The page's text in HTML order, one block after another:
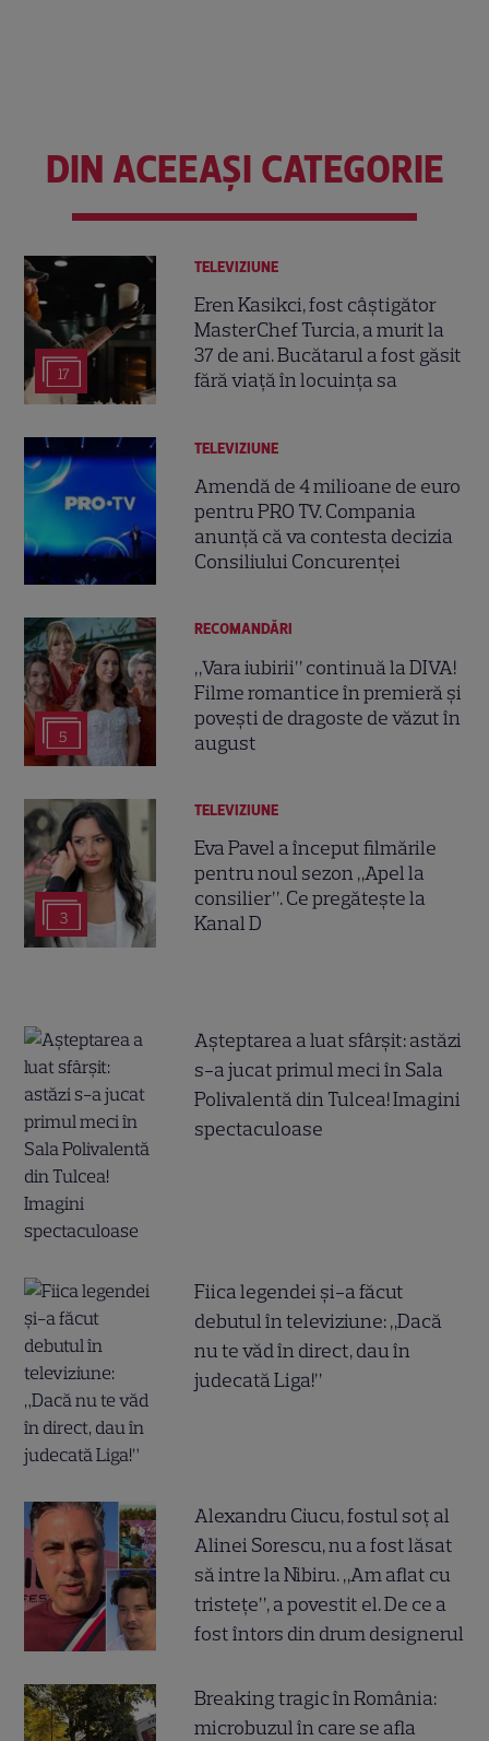
DIN ACEEAȘI CATEGORIE
17
TELEVIZIUNE
Eren Kasikci, fost câștigător
MasterChef Turcia, a murit la
37 de ani. Bucătarul a fost găsit
fără viață în locuința sa
TELEVIZIUNE
Amendă de 4 milioane de euro
pentru PRO TV. Compania
anunță că va contesta decizia
Consiliului Concurenței
5
RECOMANDĂRI
„Vara iubirii” continuă la DIVA!
Filme romantice în premieră și
povești de dragoste de văzut în
august
3
TELEVIZIUNE
Eva Pavel a început filmările
pentru noul sezon „Apel la
consilier”. Ce pregătește la
Kanal D
Așteptarea a luat sfârșit: astăzi
s-a jucat primul meci în Sala
Polivalentă din Tulcea! Imagini
spectaculoase
Fiica legendei și-a făcut
debutul în televiziune: „Dacă
nu te văd în direct, dau în
judecată Liga!”
Alexandru Ciucu, fostul soț al
Alinei Sorescu, nu a fost lăsat
să intre la Nibiru. „Am aflat cu
tristețe”, a povestit el. De ce a
fost întors din drum designerul
Breaking tragic în România:
microbuzul în care se afla